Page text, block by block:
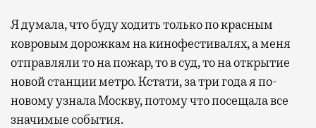
Я думала, что буду ходить только по красным
ковровым дорожкам на кинофестивалях, а меня
отправляли то на пожар, то в суд, то на открытие
новой станции метро. Кстати, за три года я по-
новому узнала Москву, потому что посещала все
значимые события.